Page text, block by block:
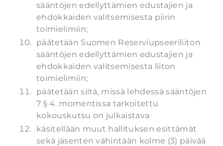
sääntöjen edellyttämien edustajien ja
ehdokkaiden valitsemisesta piirin
toimielimiin;
päätetään Suomen Reserviupseeriliiton
sääntöjen edellyttämien edustajien ja
ehdokkaiden valitsemisesta liiton
toimielimiin;
päätetään siitä, missä lehdessä sääntöjen
7 § 4. momentissa tarkoitettu
kokouskutsu on julkaistava
käsitellään muut hallituksen esittämät
sekä jäsenten vähintään kolme (3) päivää